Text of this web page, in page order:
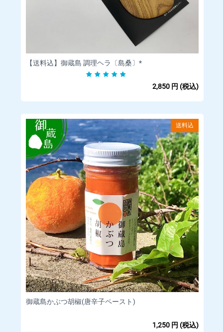
【対応条件】商品の使用有無にかかわらず、対応期間内に電話
もしくはメールにてご連絡いただいたもののみ原則対応しま
【対応期間】商品到着後 7 日以内にご連絡いただいた場合
【返品送料・再送料】当店負担
【備考】在庫状況により同一商品の手配が不可能な場合など、
交換に応じることがで きないこともございます。
その際は返金の対応をさせていただきますのでご了承くださ
【送料込】御蔵島 調理ヘラ〔島桑〕*
2,850 円 (税込)
送料込
御蔵島かぶつ胡椒(唐辛子ペースト)
1,250 円 (税込)